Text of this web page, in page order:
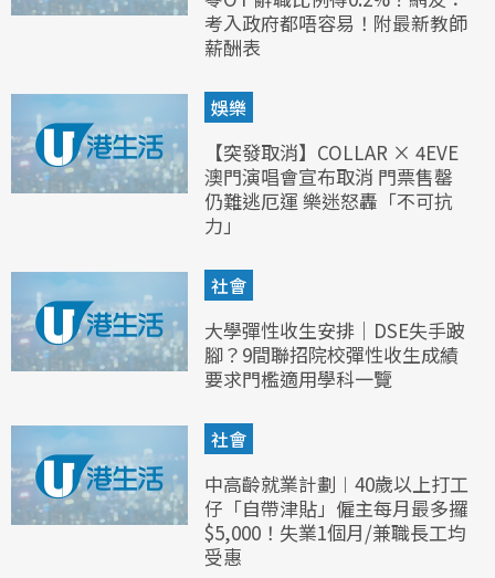
考入政府都唔容易！附最新教師
薪酬表
娛樂
【突發取消】COLLAR × 4EVE
澳門演唱會宣布取消 門票售罄
仍難逃厄運 樂迷怒轟「不可抗
力」
社會
大學彈性收生安排｜DSE失手跛
腳？9間聯招院校彈性收生成績
要求門檻適用學科一覽
社會
中高齡就業計劃︱40歲以上打工
仔「自帶津貼」僱主每月最多攞
$5,000！失業1個月/兼職長工均
受惠